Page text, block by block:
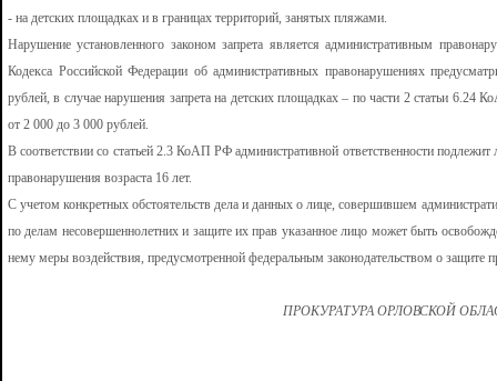
- на детских площадках и в границах территорий, занятых пляжами.
Нарушение установленного законом запрета является административным
Кодекса Российской Федерации об административных правонарушениях
рублей, в случае нарушения запрета на детских площадках – по части 2 статьи
от 2 000 до 3 000 рублей.
В соответствии со статьей 2.3 КоАП РФ административной ответственности
правонарушения возраста 16 лет.
С учетом конкретных обстоятельств дела и данных о лице, совершившем
по делам несовершеннолетних и защите их прав указанное лицо может быть
нему меры воздействия, предусмотренной федеральным законодательством о защите
ПРОКУРАТУРА ОРЛОВСКОЙ